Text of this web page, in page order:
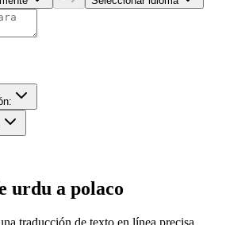
:
urdu a polaco
traducción de texto en línea precisa